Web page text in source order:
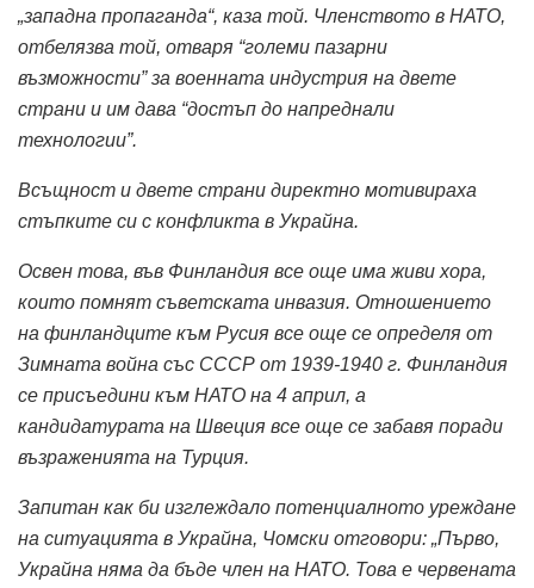
„западна пропаганда“, каза той. Членството в НАТО,
отбелязва той, отваря “големи пазарни
възможности” за военната индустрия на двете
страни и им дава “достъп до напреднали
технологии”.
Всъщност и двете страни директно мотивираха
стъпките си с конфликта в Украйна.
Освен това, във Финландия все още има живи хора,
които помнят съветската инвазия. Отношението
на финландците към Русия все още се определя от
Зимната война със СССР от 1939-1940 г. Финландия
се присъедини към НАТО на 4 април, а
кандидатурата на Швеция все още се забавя поради
възраженията на Турция.
Запитан как би изглеждало потенциалното уреждане
на ситуацията в Украйна, Чомски отговори: „Първо,
Украйна няма да бъде член на НАТО. Това е червената